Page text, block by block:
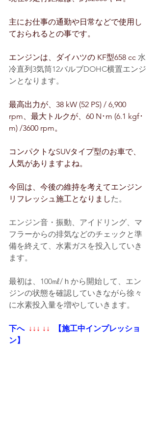
主にお仕事の通勤や日常などで使用し
ておられるとの事です。
エンジンは、ダイハツの KF型658 cc 水
冷直列3気筒12バルブDOHC横置エンジ
ンとなります。
最高出力が、 38 kW (52 PS) / 6,900
rpm、最大トルクが、 60 N･m (6.1 kgf･
m) /3600 rpm。
コンパクトなSUVタイプ型のお車で、
人気がありますよね。
今回は、今後の維持を考えてエンジン
リフレッシュ施工となりました。
エンジン音・振動、アイドリング、マ
フラーからの排気などのチェックと準
備を終えて、水素ガスを投入していき
ます。
最初は、100㎖/ｈから開始して、エン
ジンの状態を確認していきながら徐々
に水素投入量を増やしていきます。
下へ ↓↓↓ ↓↓
【施工中インプレッショ
ン】